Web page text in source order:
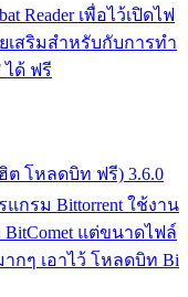
Reader เพื่อไว้เปิดไฟ
เสริมสำหรับกับการทำ
ได้ ฟรี
ต โหลดบิท ฟรี) 3.6.0
กรม Bittorrent ใช้งาน
แต่ขนาดไฟล์
กๆ เอาไว้ โหลดบิท Bi